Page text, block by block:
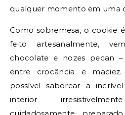
qualquer momento em uma
Como sobremesa, o cookie
feito artesanalmente,
chocolate e nozes pecan
entre crocância e
possível saborear a
interior